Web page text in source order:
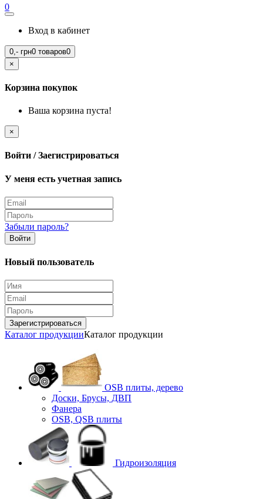
0
Вход в кабинет
0,- грн0 товаров0
×
Корзина покупок
Ваша корзина пуста!
×
Войти / Заегистрироваться
У меня есть учетная запись
Забыли пароль?
Войти
Новый пользователь
Зарегистрироваться
Каталог продукцииКаталог продукции
OSB плиты, дерево
Доски, Брусы, ДВП
Фанера
OSB, QSB плиты
Гидроизоляция